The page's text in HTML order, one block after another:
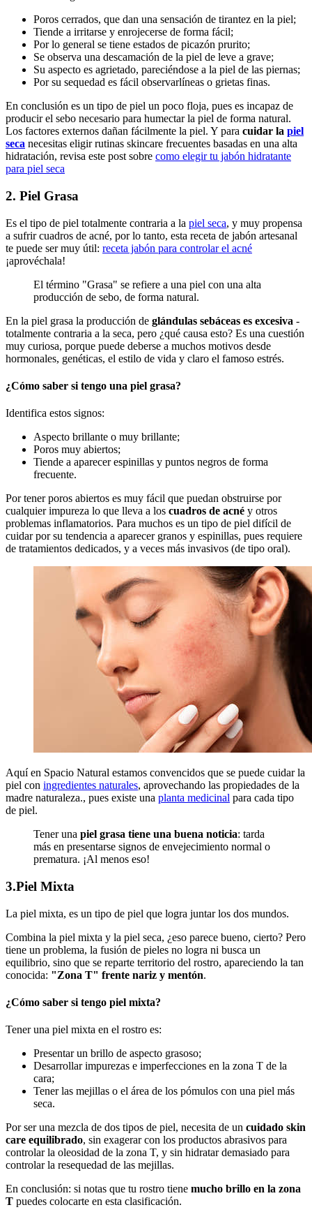
Poros cerrados, que dan una sensación de tirantez en la piel;
Tiende a irritarse y enrojecerse de forma fácil;
Por lo general se tiene estados de picazón prurito;
Se observa una descamación de la piel de leve a grave;
Su aspecto es agrietado, pareciéndose a la piel de las piernas;
Por su sequedad es fácil observarlíneas o grietas finas.
En conclusión es un tipo de piel un poco floja, pues es incapaz de
producir el sebo necesario para humectar la piel de forma natural.
Los factores externos dañan fácilmente la piel. Y para cuidar la piel
seca necesitas eligir rutinas skincare frecuentes basadas en una alta
hidratación, revisa este post sobre como elegir tu jabón hidratante
para piel seca
2. Piel Grasa
Es el tipo de piel totalmente contraria a la piel seca, y muy propensa
a sufrir cuadros de acné, por lo tanto, esta receta de jabón artesanal
te puede ser muy útil: receta jabón para controlar el acné
¡aprovéchala!
El término "Grasa" se refiere a una piel con una alta
producción de sebo, de forma natural.
En la piel grasa la producción de glándulas sebáceas es excesiva -
totalmente contraria a la seca, pero ¿qué causa esto? Es una cuestión
muy curiosa, porque puede deberse a muchos motivos desde
hormonales, genéticas, el estilo de vida y claro el famoso estrés.
¿Cómo saber si tengo una piel grasa?
Identifica estos signos:
Aspecto brillante o muy brillante;
Poros muy abiertos;
Tiende a aparecer espinillas y puntos negros de forma
frecuente.
Por tener poros abiertos es muy fácil que puedan obstruirse por
cualquier impureza lo que lleva a los cuadros de acné y otros
problemas inflamatorios. Para muchos es un tipo de piel difícil de
cuidar por su tendencia a aparecer granos y espinillas, pues requiere
de tratamientos dedicados, y a veces más invasivos (de tipo oral).
Aquí en Spacio Natural estamos convencidos que se puede cuidar la
piel con ingredientes naturales, aprovechando las propiedades de la
madre naturaleza., pues existe una planta medicinal para cada tipo
de piel.
Tener una piel grasa tiene una buena noticia: tarda
más en presentarse signos de envejecimiento normal o
prematura. ¡Al menos eso!
3.Piel Mixta
La piel mixta, es un tipo de piel que logra juntar los dos mundos.
Combina la piel mixta y la piel seca, ¿eso parece bueno, cierto? Pero
tiene un problema, la fusión de pieles no logra ni busca un
equilibrio, sino que se reparte territorio del rostro, apareciendo la tan
conocida: "Zona T" frente nariz y mentón.
¿Cómo saber si tengo piel mixta?
Tener una piel mixta en el rostro es:
Presentar un brillo de aspecto grasoso;
Desarrollar impurezas e imperfecciones en la zona T de la
cara;
Tener las mejillas o el área de los pómulos con una piel más
seca.
Por ser una mezcla de dos tipos de piel, necesita de un cuidado skin
care equilibrado, sin exagerar con los productos abrasivos para
controlar la oleosidad de la zona T, y sin hidratar demasiado para
controlar la resequedad de las mejillas.
En conclusión: si notas que tu rostro tiene mucho brillo en la zona
T puedes colocarte en esta clasificación.